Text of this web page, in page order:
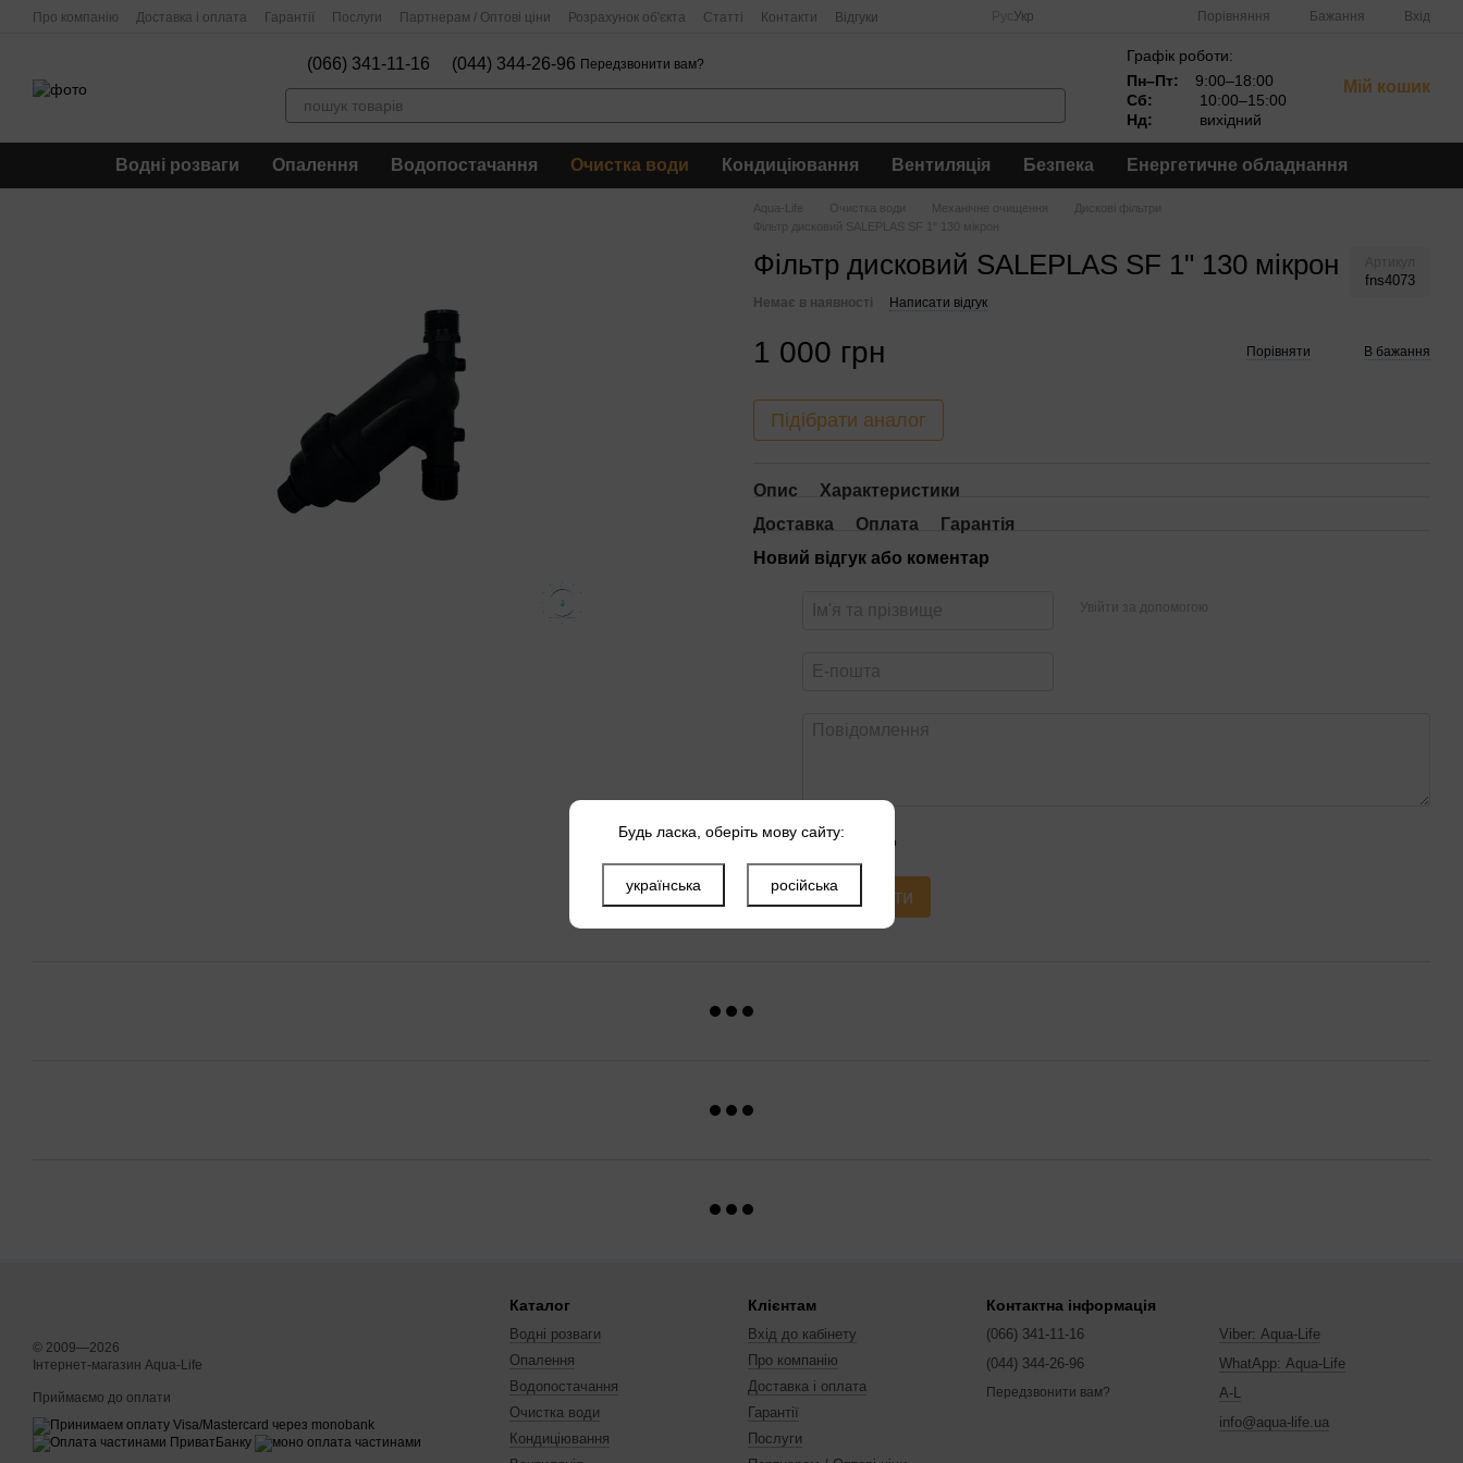
Перейти до основного контенту
Про компанію Доставка і оплата Гарантії Послуги Партнерам / Оптові ціни Розрахунок об'єкта Статті Контакти Відгуки Укр Порівняння Бажання Вхід
(066) 341-11-16 (044) 344-26-96 Передзвонити вам?
Графік роботи:
Пн–Пт:
9:00–18:00
Сб:
10:00–15:00
Нд:
вихідний
Мій кошик
Водні розваги Опалення Водопостачання Очистка води Кондиціювання Вентиляція Безпека Енергетичне обладнання
Aqua-Life Очистка води Механічне очищення
Дискові фільтри
Фільтр дисковий SALEPLAS SF 1" 130 мікрон
Фільтр дисковий SALEPLAS SF 1" 130 мікрон fns4073
Немає в наявності Написати відгук
1 000 грн Порівняти В бажання
Підібрати аналог
Опис
Характеристики
Доставка
Оплата
Гарантія
Новий відгук або коментар
Увійти за допомогою
Оцініть товар
Надіслати
© 2009—2026
Інтернет-магазин Aqua-Life
Приймаємо до оплати
Каталог
Водні розваги
Опалення
Водопостачання
Очистка води
Кондиціювання
Клієнтам
Вхід до кабінету
Про компанію
Доставка і оплата
Гарантії
Послуги
Контактна інформація
(066) 341-11-16
(044) 344-26-96
Передзвонити вам?
Viber: Aqua-Life
WhatApp: Aqua-Life
A-L
info@aqua-life.ua
Будь ласка, оберіть мову сайту:
українська російська